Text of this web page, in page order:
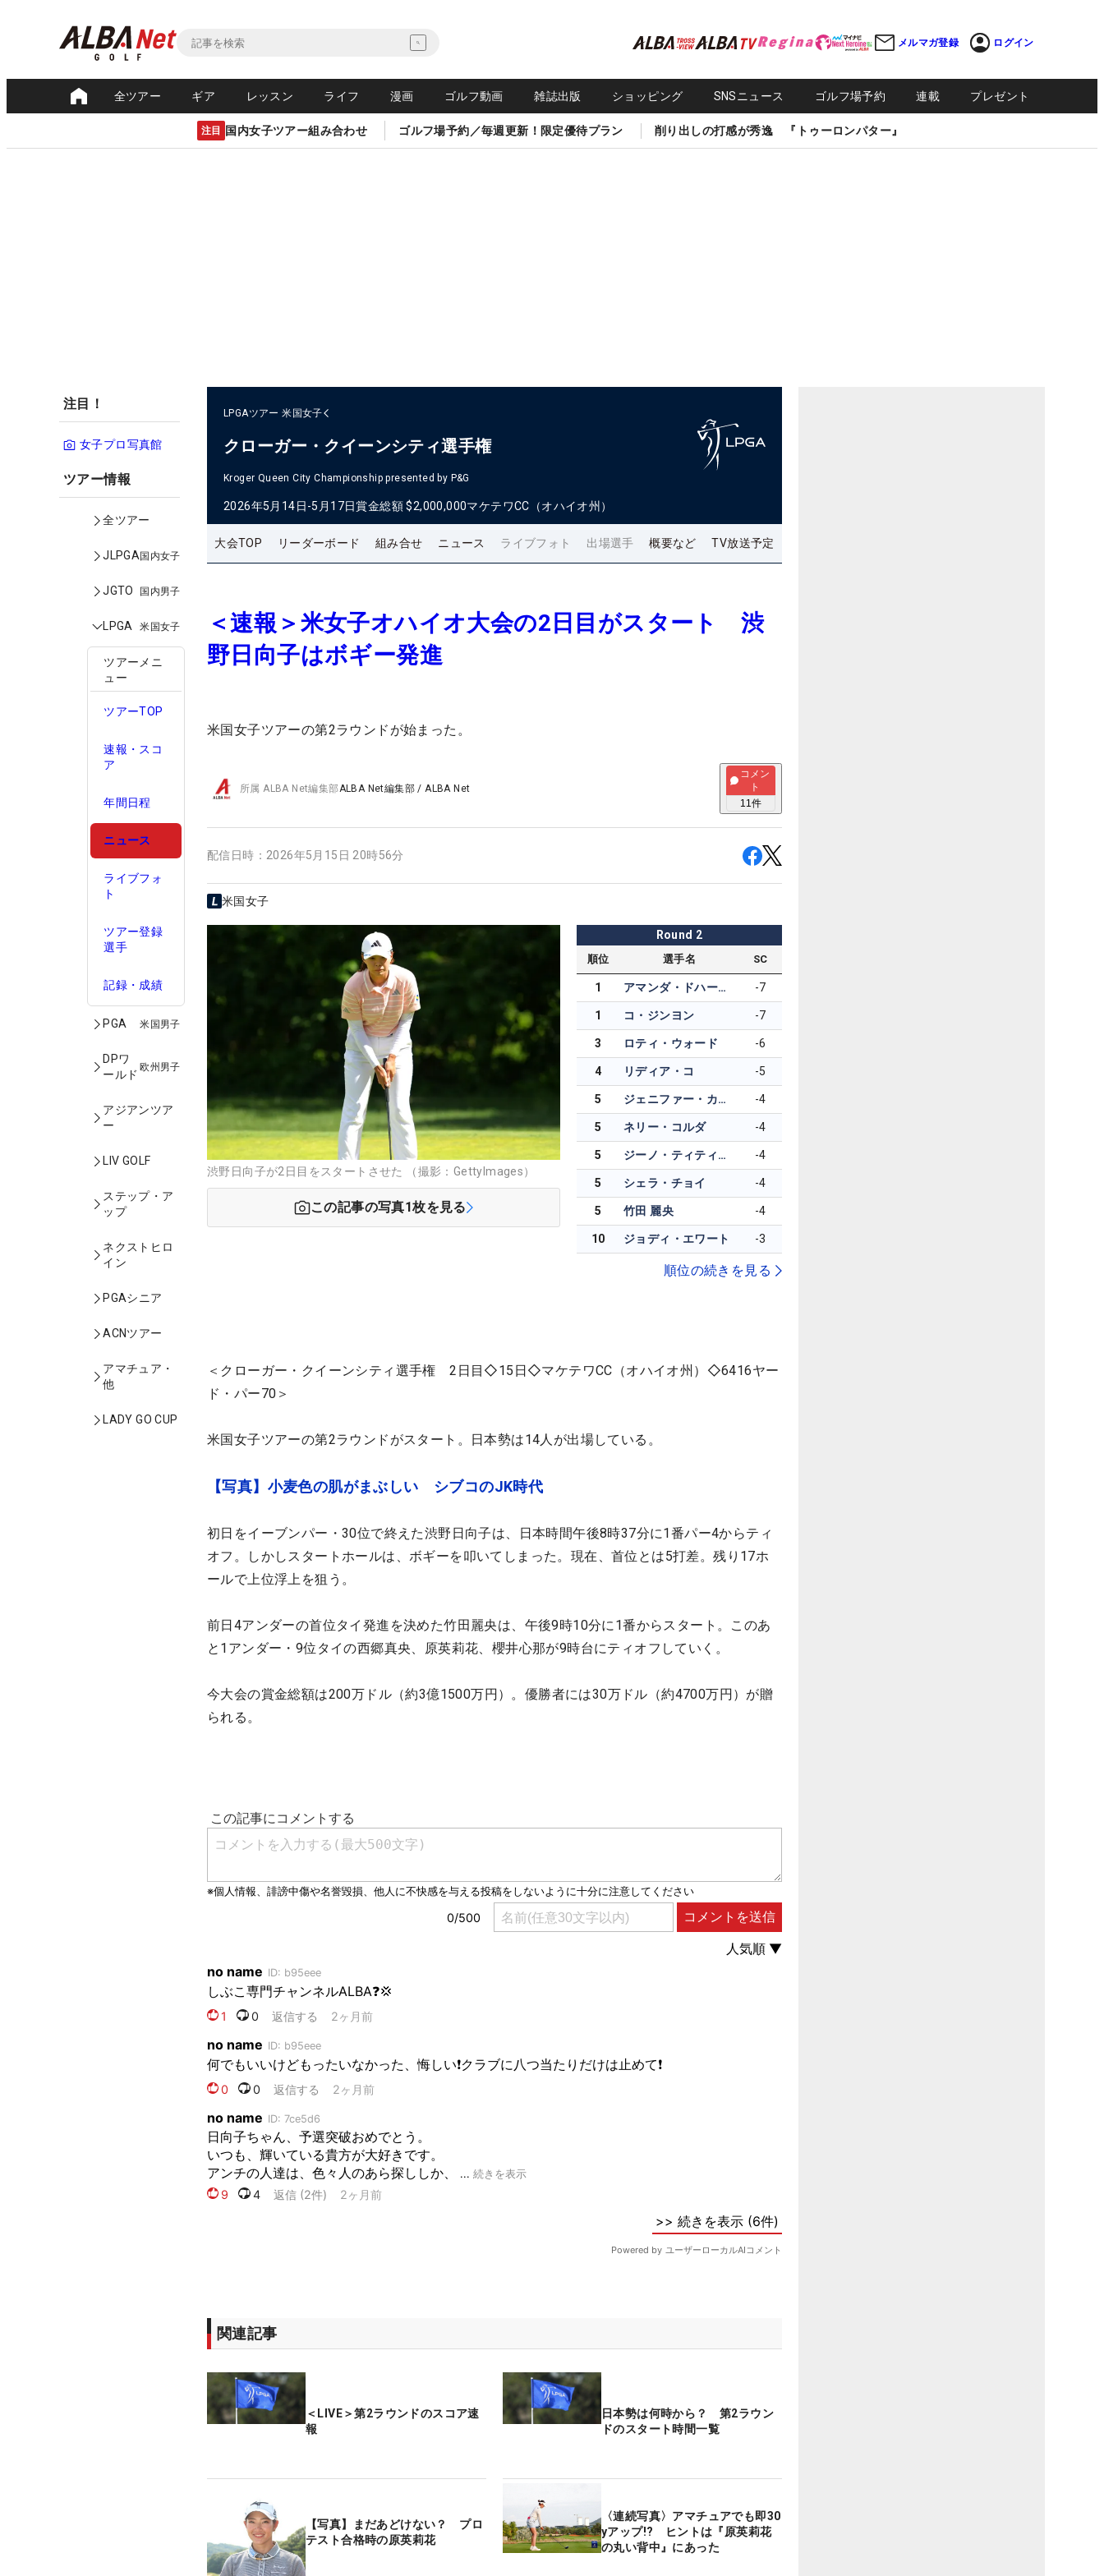
メルマガ登録 ログイン
全ツアー ギア レッスン ライフ 漫画 ゴルフ動画 雑誌出版 ショッピング SNSニュース ゴルフ場予約 連載 プレゼント
注目 国内女子ツアー組み合わせ ゴルフ場予約／毎週更新！限定優待プラン 削り出しの打感が秀逸 『トゥーロンパター』
注目！
女子プロ写真館
ツアー情報
全ツアー
JLPGA国内女子
JGTO 国内男子
LPGA 米国女子
ツアーメニ
ュー
ツアーTOP
速報・スコ
ア
年間日程
ニュース
ライブフォ
ト
ツアー登録
選手
記録・成績
PGA 米国男子
DPワ
ールド
欧州男子
アジアンツア
ー
LIV GOLF
ステップ・ア
ップ
ネクストヒロ
イン
PGAシニア
ACNツアー
アマチュア・
他
LADY GO CUP
LPGAツアー 米国女子
クローガー・クイーンシティ選手権
Kroger Queen City Championship presented by P&G
2026年5月14日-5月17日賞金総額 $2,000,000マケテワCC（オハイオ州）
大会TOP リーダーボード 組み合せ ニュース ライブフォト 出場選手 概要など TV放送予定
＜速報＞米女子オハイオ大会の2日目がスタート 渋
野日向子はボギー発進
米国女子ツアーの第2ラウンドが始まった。
所属ALBA Net編集部ALBA Net編集部 /ALBA Net
コメン
ト
11件
配信日時： 2026年5月15日 20時56分
米国女子
渋野日向子が2日目をスタートさせた （撮影：GettyImages）
この記事の写真1枚を見る
Round 2
順位 選手名 SC
1 アマンダ・ドハーティー -7
1 コ・ジンヨン -7
3 ロティ・ウォード -6
4 リディア・コ -5
5 ジェニファー・カプチョ -4
5 ネリー・コルダ -4
5 ジーノ・ティティクル -4
5 シェラ・チョイ -4
5 竹田 麗央 -4
10 ジョディ・エワート -3
順位の続きを見る
＜クローガー・クイーンシティ選手権 2日目◇15日◇マケテワCC（オハイオ州）◇6416ヤー
ド・パー70＞
米国女子ツアーの第2ラウンドがスタート。日本勢は14人が出場している。
【写真】小麦色の肌がまぶしい シブコのJK時代
初日をイーブンパー・30位で終えた渋野日向子は、日本時間午後8時37分に1番パー4からティ
オフ。しかしスタートホールは、ボギーを叩いてしまった。現在、首位とは5打差。残り17ホ
ールで上位浮上を狙う。
前日4アンダーの首位タイ発進を決めた竹田麗央は、午後9時10分に1番からスタート。このあ
と1アンダー・9位タイの西郷真央、原英莉花、櫻井心那が9時台にティオフしていく。
今大会の賞金総額は200万ドル（約3億1500万円）。優勝者には30万ドル（約4700万円）が贈
られる。
関連記事
＜LIVE＞第2ラウンドのスコア速
報
日本勢は何時から？ 第2ラウン
ドのスタート時間一覧
【写真】まだあどけない？ プロ
テスト合格時の原英莉花
〈連続写真〉アマチュアでも即30
yアップ!? ヒントは『原英莉花
の丸い背中』にあった